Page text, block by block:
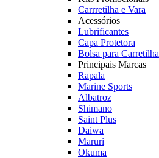
Carrretilha e Vara
Acessórios
Lubrificantes
Capa Protetora
Bolsa para Carretilha
Principais Marcas
Rapala
Marine Sports
Albatroz
Shimano
Saint Plus
Daiwa
Maruri
Okuma